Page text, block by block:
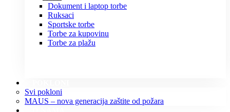
Dokument i laptop torbe
Ruksaci
Sportske torbe
Torbe za kupovinu
Torbe za plažu
Svi pokloni
MAUS – nova generacija zaštite od požara